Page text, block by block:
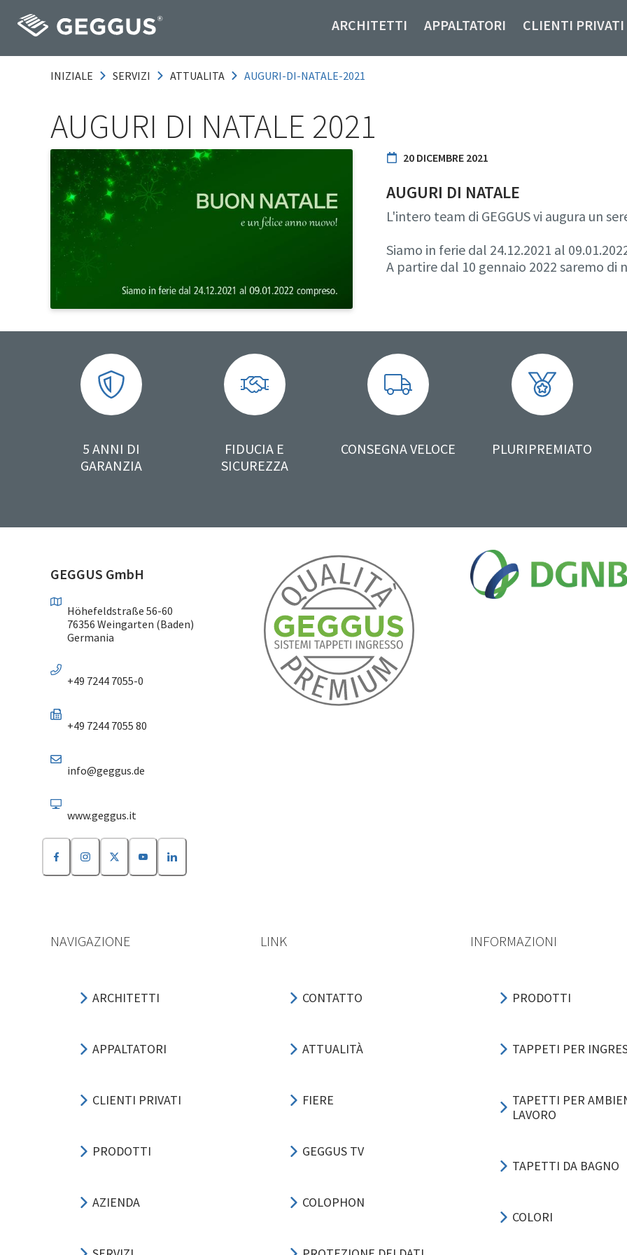
ARCHITETTI APPALTATORI CLIENTI PRIVATI
INIZIALE SERVIZI ATTUALITA AUGURI-DI-NATALE-2021
AUGURI DI NATALE 2021
20 DICEMBRE 2021
AUGURI DI NATALE
L'intero team di GEGGUS vi augura un
Siamo in ferie dal 24.12.2021 al
5 ANNI DI
GARANZIA
FIDUCIA E
SICUREZZA
CONSEGNA VELOCE PLURIPREMIATO
GEGGUS GmbH
Höhefeldstraße 56-60
76356 Weingarten (Baden)
Germania
+49 7244 7055-0
+49 7244 7055 80
info@geggus.de
www.geggus.it
NAVIGAZIONE
ARCHITETTI
APPALTATORI
CLIENTI PRIVATI
PRODOTTI
AZIENDA
LINK
CONTATTO
ATTUALITÀ
FIERE
GEGGUS TV
COLOPHON
INFORMAZIONI
PRODOTTI
TAPPETI PER
TAPETTI PER
LAVORO
TAPETTI DA BAGNO
COLORI